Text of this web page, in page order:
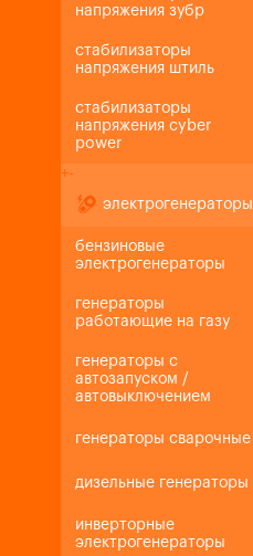
напряжения зубр
стабилизаторы
напряжения штиль
стабилизаторы
напряжения cyber
power
+-
электрогенераторы
бензиновые
электрогенераторы
генераторы
работающие на газу
генераторы с
автозапуском /
автовыключением
генераторы сварочные
дизельные генераторы
инверторные
электрогенераторы